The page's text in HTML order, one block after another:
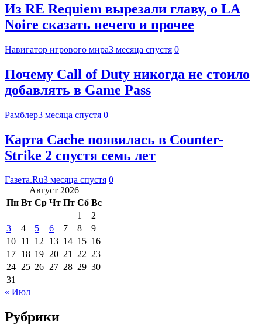
Из RE Requiem вырезали главу, о LA
Noire сказать нечего и прочее
Навигатор игрового мира3 месяца спустя 0
Почему Call of Duty никогда не стоило
добавлять в Game Pass
Рамблер3 месяца спустя 0
Карта Cache появилась в Counter-
Strike 2 спустя семь лет
Газета.Ru3 месяца спустя 0
Август 2026
Пн Вт Ср Чт Пт Сб Вс
1
2
3
4 5 6 7 8
9
10 11 12 13 14 15 16
17 18 19 20 21 22 23
24 25 26 27 28 29 30
31
« Июл
Рубрики